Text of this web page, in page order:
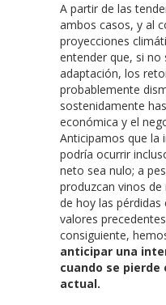
A partir de las
ambos casos, y al
proyecciones
entender que, si no
adaptación, los
probablemente
sostenidamente
económica y el
Anticipamos que la
podría ocurrir
neto sea nulo; a
produzcan vinos
de hoy las
valores
consiguiente,
anticipar una
cuando se
actual.